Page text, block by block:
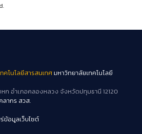
คโนโลยีสารสนเทศมหาวิทยาลัยเทคโนโลยี
ก อำเภอคลองหลวง จังหวัดปทุมธานี 12120
ลากร สวส.
ข้อมูลเว็บไซต์